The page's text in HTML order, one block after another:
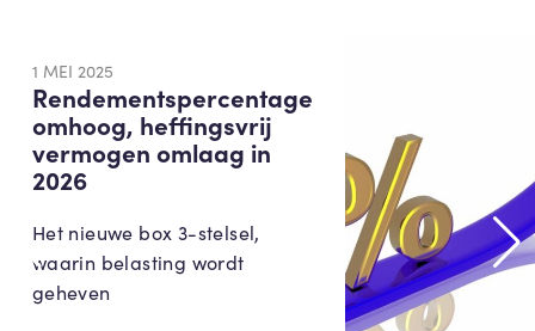
1 MEI 2025
Rendementspercentage
omhoog, heffingsvrij
vermogen omlaag in
2026
Het nieuwe box 3-stelsel,
waarin belasting wordt
geheven